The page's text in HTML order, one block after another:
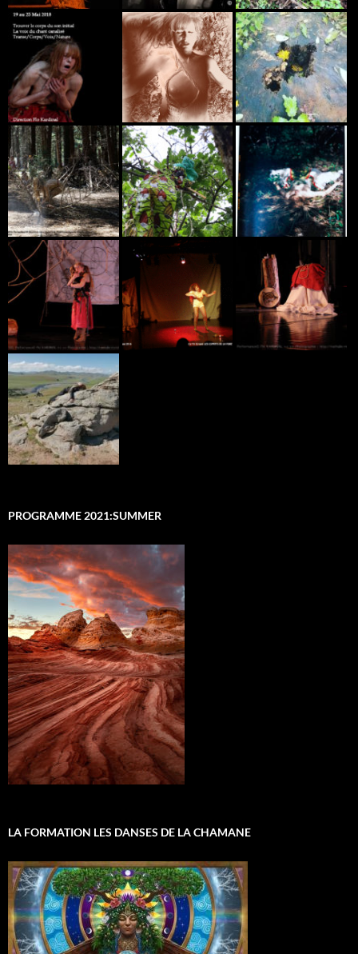
PROGRAMME 2021:SUMMER
LA FORMATION LES DANSES DE LA CHAMANE